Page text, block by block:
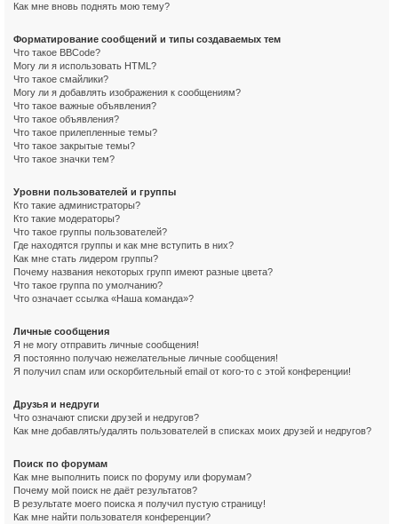
Как мне вновь поднять мою тему?
Форматирование сообщений и типы создаваемых тем
Что такое BBCode?
Могу ли я использовать HTML?
Что такое смайлики?
Могу ли я добавлять изображения к сообщениям?
Что такое важные объявления?
Что такое объявления?
Что такое прилепленные темы?
Что такое закрытые темы?
Что такое значки тем?
Уровни пользователей и группы
Кто такие администраторы?
Кто такие модераторы?
Что такое группы пользователей?
Где находятся группы и как мне вступить в них?
Как мне стать лидером группы?
Почему названия некоторых групп имеют разные цвета?
Что такое группа по умолчанию?
Что означает ссылка «Наша команда»?
Личные сообщения
Я не могу отправить личные сообщения!
Я постоянно получаю нежелательные личные сообщения!
Я получил спам или оскорбительный email от кого-то с этой конференции!
Друзья и недруги
Что означают списки друзей и недругов?
Как мне добавлять/удалять пользователей в списках моих друзей и недругов?
Поиск по форумам
Как мне выполнить поиск по форуму или форумам?
Почему мой поиск не даёт результатов?
В результате моего поиска я получил пустую страницу!
Как мне найти пользователя конференции?